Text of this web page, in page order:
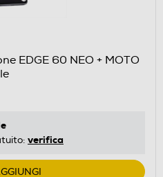
EDGE 60 NEO + MOTO
verifica